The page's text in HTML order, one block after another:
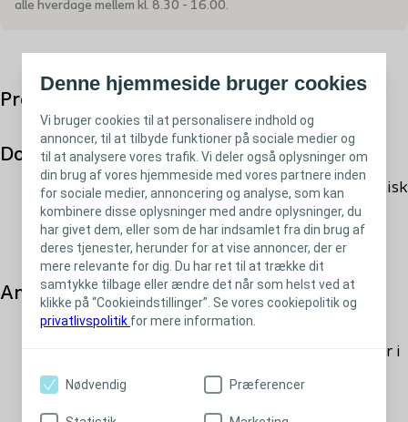
Denne hjemmeside bruger cookies
Vi bruger cookies til at personalisere indhold og
annoncer, til at tilbyde funktioner på sociale medier og
til at analysere vores trafik. Vi deler også oplysninger om
din brug af vores hjemmeside med vores partnere inden
for sociale medier, annoncering og analyse, som kan
kombinere disse oplysninger med andre oplysninger, du
har givet dem, eller som de har indsamlet fra din brug af
deres tjenester, herunder for at vise annoncer, der er
mere relevante for dig. Du har ret til at trække dit
samtykke tilbage eller ændre det når som helst ved at
klikke på “Cookieindstillinger”. Se vores cookiepolitik og
privatlivspolitik for mere information.
Nødvendig Præferencer
3740 - 3 x 44 cm
alle hverdage mellem kl. 8.30 - 16.00.
Produktbeskrivelse
Dokumenteret hæmostatisk effekt1,2
Biatain® Alginate har dokumenteret hæmostatisk
effekt, dvs. evnen til at stoppe blødning ved
mindre blødninger. 1,2
Anbefales til udfyldning af kaviteter3
Bandagens design og strukturelle integritet gør
det muligt at klippe den til og tilpasse den til sår i
mange størrelser, former og dybder.